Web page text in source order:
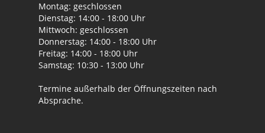
Montag: geschlossen
Dienstag: 14:00 - 18:00 Uhr
Mittwoch: geschlossen
Donnerstag: 14:00 - 18:00 Uhr
Freitag: 14:00 - 18:00 Uhr
Samstag: 10:30 - 13:00 Uhr
Termine außerhalb der Öffnungszeiten nach
Absprache.